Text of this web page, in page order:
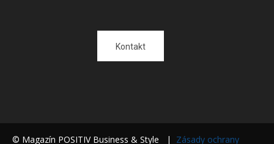
Kontakt
© Magazín POSITIV Business & Style | Zásady ochrany